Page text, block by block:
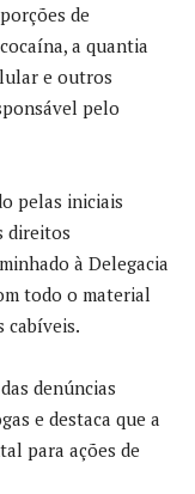
de
a quantia
e outros
pelo
pelas iniciais
direitos
à Delegacia
todo o material
cabíveis.
denúncias
e destaca que a
para ações de